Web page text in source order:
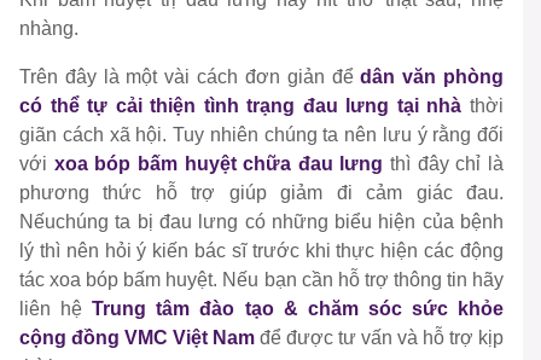
nhàng.
Trên đây là một vài cách đơn giản đểdân văn phòng
có thể tự cải thiện tình trạng đau lưng tại nhà thời
giãn cách xã hội. Tuy nhiên chúng ta nên lưu ý rằng đối
với xoa bóp bấm huyệt chữa đau lưng thì đây chỉ là
phương thức hỗ trợ giúp giảm đi cảm giác đau.
Nếuchúng ta bị đau lưng có những biểu hiện của bệnh
lý thì nên hỏi ý kiến bác sĩ trước khi thực hiện các động
tác xoa bóp bấm huyệt. Nếu bạn cần hỗ trợ thông tin hãy
liên hệTrung tâm đào tạo & chăm sóc sức khỏe
cộng đồng VMC Việt Nam để được tư vấn và hỗ trợ kịp